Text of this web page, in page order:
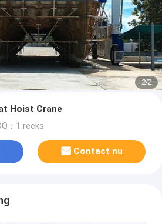
2/2
Hoist Crane
：1 reeks
Contact nu